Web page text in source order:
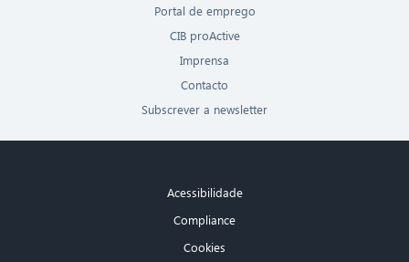
Portal de emprego
CIB proActive
Imprensa
Contacto
Subscrever a newsletter
Acessibilidade
Compliance
Cookies